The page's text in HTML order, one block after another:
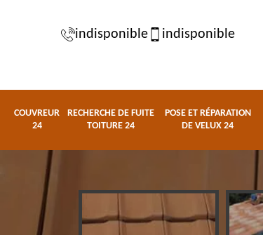
indisponible indisponible
COUVREUR
24
RECHERCHE DE FUITE
TOITURE 24
POSE ET RÉPARATION
DE VELUX 24